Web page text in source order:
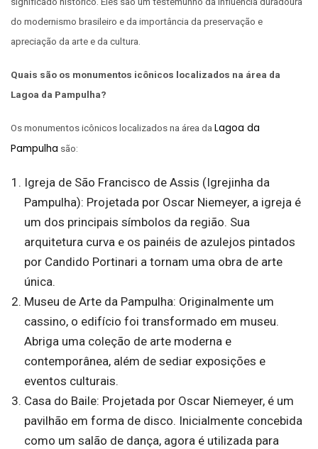
do modernismo brasileiro e da importância da preservação e
apreciação da arte e da cultura.
Quais são os monumentos icônicos localizados na área da
Lagoa da Pampulha?
Os monumentos icônicos localizados na área daLagoa da
Pampulha são:
Igreja de São Francisco de Assis (Igrejinha da
Pampulha): Projetada por Oscar Niemeyer, a igreja é
um dos principais símbolos da região. Sua
arquitetura curva e os painéis de azulejos pintados
por Candido Portinari a tornam uma obra de arte
única.
Museu de Arte da Pampulha: Originalmente um
cassino, o edifício foi transformado em museu.
Abriga uma coleção de arte moderna e
contemporânea, além de sediar exposições e
eventos culturais.
Casa do Baile: Projetada por Oscar Niemeyer, é um
pavilhão em forma de disco. Inicialmente concebida
como um salão de dança, agora é utilizada para